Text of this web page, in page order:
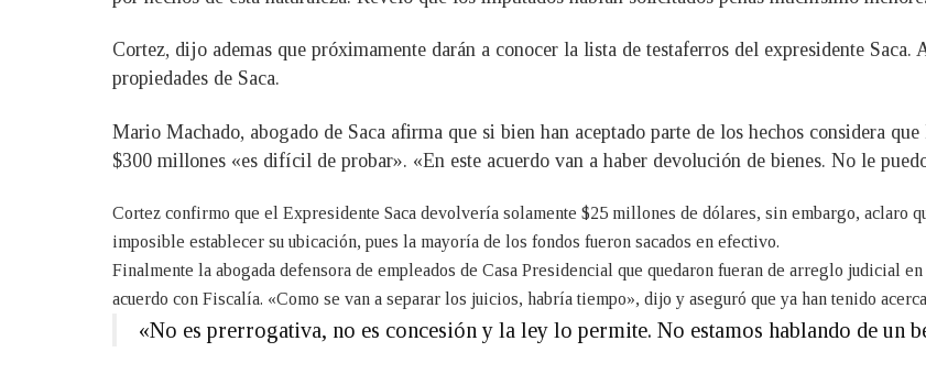
Cortez, dijo ademas que próximamente darán a conocer la lista de testaferros del expresidente Saca.
propiedades de Saca.
Mario Machado, abogado de Saca afirma que si bien han aceptado parte de los hechos considera
$300 millones «es difícil de probar». «En este acuerdo van a haber devolución de bienes. No le
Cortez confirmo que el Expresidente Saca devolvería solamente $25 millones de dólares, sin embargo, aclaro
imposible establecer su ubicación, pues la mayoría de los fondos fueron sacados en efectivo.
Finalmente la abogada defensora de empleados de Casa Presidencial que quedaron fueran de arreglo judicial en
acuerdo con Fiscalía. «Como se van a separar los juicios, habría tiempo», dijo y aseguró que ya han tenido
«No es prerrogativa, no es concesión y la ley lo permite. No estamos hablando de un